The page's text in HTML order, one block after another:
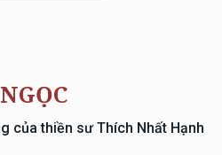
của thiền sư Thích Nhất Hạnh